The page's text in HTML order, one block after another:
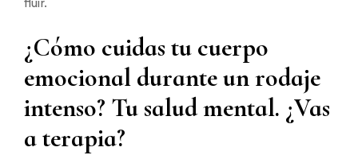
fluir.
¿Cómo cuidas tu cuerpo
emocional durante un rodaje
intenso? Tu salud mental. ¿Vas
a terapia?